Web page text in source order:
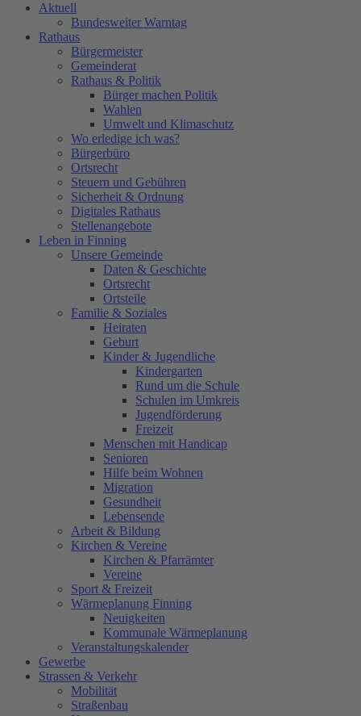
Aktuell
Bundesweiter Warntag
Rathaus
Bürgermeister
Gemeinderat
Rathaus & Politik
Bürger machen Politik
Wahlen
Umwelt und Klimaschutz
Wo erledige ich was?
Bürgerbüro
Ortsrecht
Steuern und Gebühren
Sicherheit & Ordnung
Digitales Rathaus
Stellenangebote
Leben in Finning
Unsere Gemeinde
Daten & Geschichte
Ortsrecht
Ortsteile
Familie & Soziales
Heiraten
Geburt
Kinder & Jugendliche
Kindergarten
Rund um die Schule
Schulen im Umkreis
Jugendförderung
Freizeit
Menschen mit Handicap
Senioren
Hilfe beim Wohnen
Migration
Gesundheit
Lebensende
Arbeit & Bildung
Kirchen & Vereine
Kirchen & Pfarrämter
Vereine
Sport & Freizeit
Wärmeplanung Finning
Neuigkeiten
Kommunale Wärmeplanung
Veranstaltungskalender
Gewerbe
Strassen & Verkehr
Mobilität
Straßenbau